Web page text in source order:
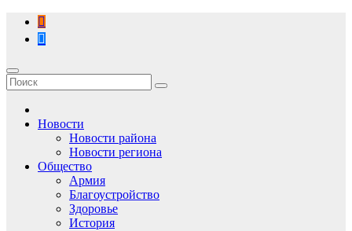
Перейти
содержимому
Новости
Новости района
Новости региона
Общество
Армия
Благоустройство
Здоровье
История